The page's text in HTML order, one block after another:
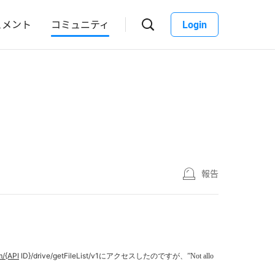
ント コミュニティ Login
報告
{API ID}/drive/getFileList/v1 にアクセスしたのですが、”Not allo